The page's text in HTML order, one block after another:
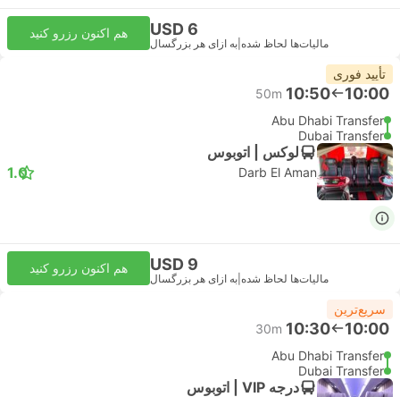
USD 6
مالیات‌ها لحاظ شده به ازای هر بزرگسال
هم اکنون رزرو کنید
تأیید فوری
10:00
10:50
50m
Abu Dhabi Transfer
Dubai Transfer
لوکس | اتوبوس
Darb El Aman
1.0
USD 9
مالیات‌ها لحاظ شده به ازای هر بزرگسال
هم اکنون رزرو کنید
سریع‌ترین
10:00
10:30
30m
Abu Dhabi Transfer
Dubai Transfer
درجه VIP | اتوبوس